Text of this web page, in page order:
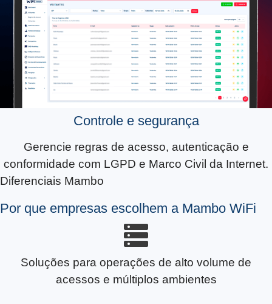
Controle e segurança
Gerencie regras de acesso, autenticação e
conformidade com LGPD e Marco Civil da Internet.
Diferenciais Mambo
Por que empresas escolhem a Mambo WiFi
Soluções para operações de alto volume de
acessos e múltiplos ambientes